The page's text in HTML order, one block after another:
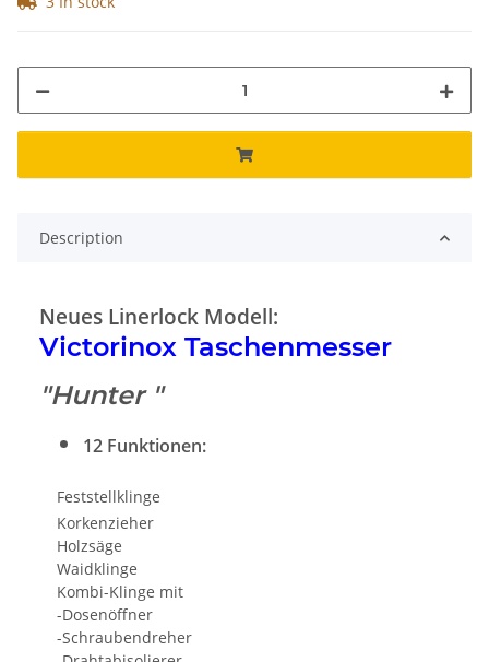
Description
Neues Linerlock Modell:
Victorinox Taschenmesser
"Hunter "
12 Funktionen:
Feststellklinge
Korkenzieher
Holzsäge
Waidklinge
Kombi-Klinge mit
-Dosenöffner
-Schraubendreher